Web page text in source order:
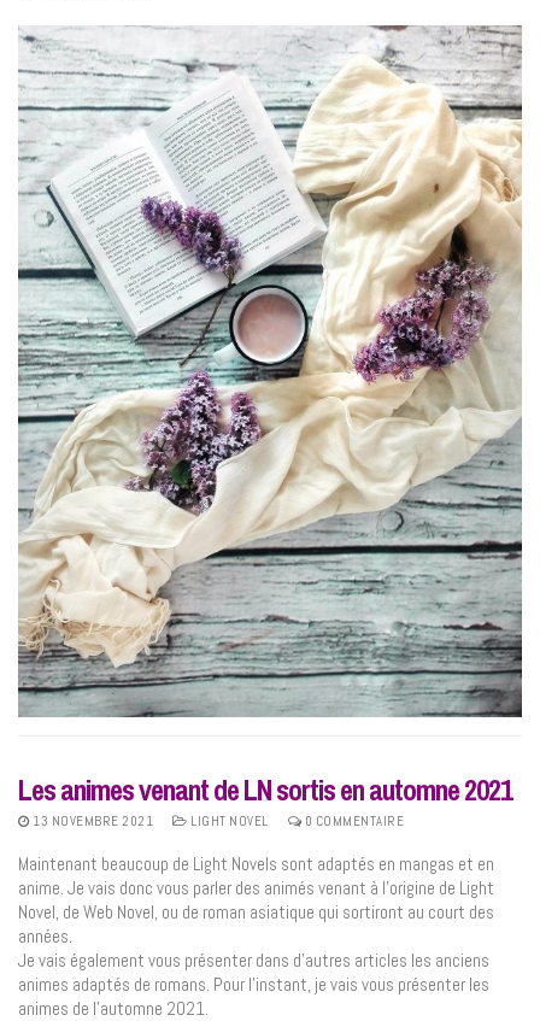
Les animes venant de LN sortis en automne 2021
13 NOVEMBRE 2021 LIGHT NOVEL 0 COMMENTAIRE
Maintenant beaucoup de Light Novels sont adaptés en mangas et en
anime. Je vais donc vous parler des animés venant à l’origine de Light
Novel, de Web Novel, ou de roman asiatique qui sortiront au court des
années.
Je vais également vous présenter dans d’autres articles les anciens
animes adaptés de romans. Pour l’instant, je vais vous présenter les
animes de l’automne 2021.